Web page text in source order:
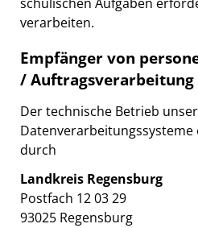
verarbeiten.
Empfänger von
/ Auftragsverarbeitung
Der technische Betrieb
durch
Landkreis Regensburg
Postfach 12 03 29
93025 Regensburg